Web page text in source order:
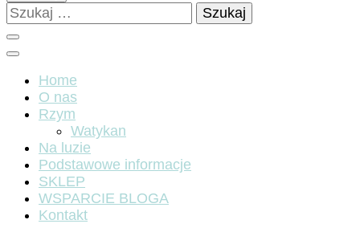
Szukaj:
Home
O nas
Rzym
Watykan
Na luzie
Podstawowe informacje
SKLEP
WSPARCIE BLOGA
Kontakt